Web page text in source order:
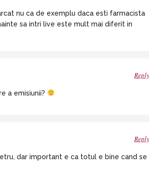
nu ca de exemplu daca esti farmacista
sa intri live este mult mai diferit in
Reply
a emisiunii?
Reply
dar important e ca totul e bine cand se